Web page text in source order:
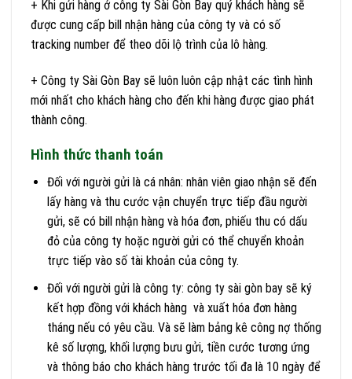
+ Khi gửi hàng ở công ty Sài Gòn Bay quý khách hàng sẽ
được cung cấp bill nhận hàng của công ty và có số
tracking number để theo dõi lộ trình của lô hàng.
+ Công ty Sài Gòn Bay sẽ luôn luôn cập nhật các tình hình
mới nhất cho khách hàng cho đến khi hàng được giao phát
thành công.
Hình thức thanh toán
Đối với người gửi là cá nhân: nhân viên giao nhận sẽ đến
lấy hàng và thu cước vận chuyển trực tiếp đầu người
gửi, sẽ có bill nhận hàng và hóa đơn, phiếu thu có dấu
đỏ của công ty hoặc người gửi có thể chuyển khoản
trực tiếp vào số tài khoản của công ty.
Đối với người gửi là công ty: công ty sài gòn bay sẽ ký
kết hợp đồng với khách hàng và xuất hóa đơn hàng
tháng nếu có yêu cầu. Và sẽ làm bảng kê công nợ thống
kê số lượng, khối lượng bưu gửi, tiền cước tương ứng
và thông báo cho khách hàng trước tối đa là 10 ngày để